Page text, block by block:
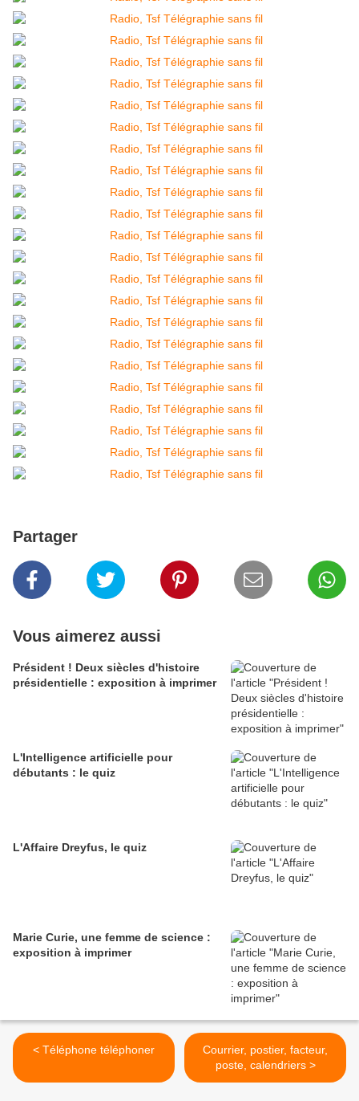
Partager
Vous aimerez aussi
Président ! Deux siècles d'histoire
présidentielle : exposition à imprimer
L'Intelligence artificielle pour
débutants : le quiz
L'Affaire Dreyfus, le quiz
Marie Curie, une femme de science :
exposition à imprimer
< Téléphone téléphoner
Courrier, postier, facteur,
poste, calendriers >